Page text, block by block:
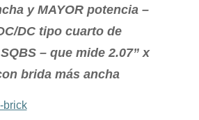
y MAYOR potencia –
DC tipo cuarto de
– que mide 2.07” x
brida más ancha
brick